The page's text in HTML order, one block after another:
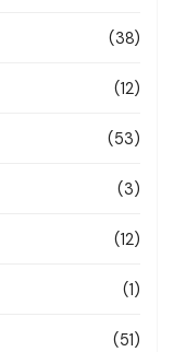
(38)
(12)
(53)
(3)
(12)
(1)
(51)